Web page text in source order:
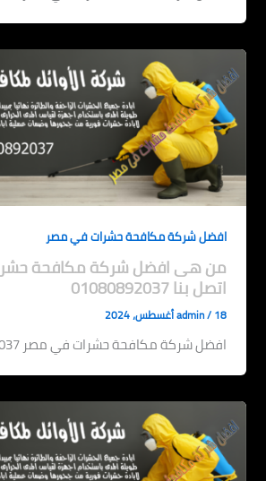
افضل شركة مكافحة حشرات في مصر
من هى افضل شركة مكافحة
اتصل بنا 01080892037
admin/18 أغسطس، 2024
افضل شركة مكافحة حشرات في مصر 01080892037